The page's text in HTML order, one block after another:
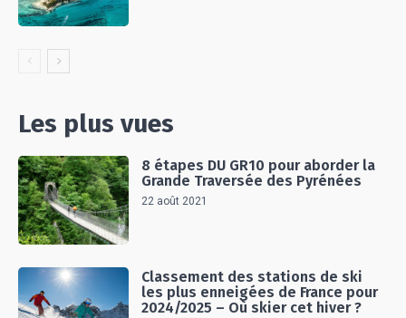
Les plus vues
8 étapes DU GR10 pour aborder la
Grande Traversée des Pyrénées
22 août 2021
Classement des stations de ski
les plus enneigées de France pour
2024/2025 – Où skier cet hiver ?